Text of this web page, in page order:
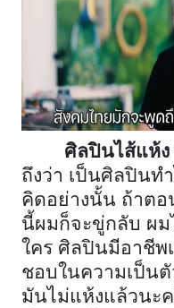
ศิลปินไส้แห้ง
ถึงว่า เป็นศิลปินท
คิดอย่างนั้น ถ้าต
นี้ผมก็จะขู่กลับ ผม
ใคร ศิลปินมีอาชี
ชอบในความเป็น
มันไม่แห้งแล้วนะ